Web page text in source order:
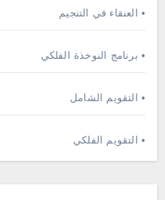
• العنقاء في التنجيم
• برنامج النوخذة الفلكي
• التقويم الشامل
• التقويم الفلكي